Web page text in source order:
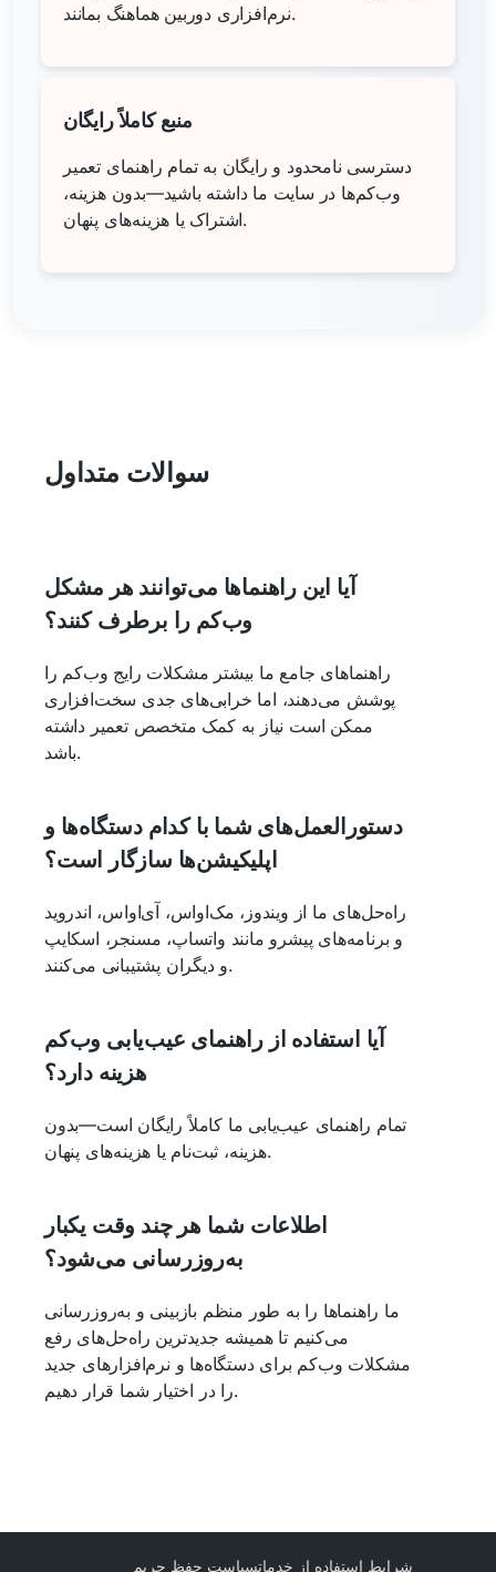
نرم‌افزاری دوربین هماهنگ بمانند.
منبع کاملاً رایگان
دسترسی نامحدود و رایگان به تمام راهنمای تعمیر
وب‌کم‌ها در سایت ما داشته باشید—بدون هزینه،
اشتراک یا هزینه‌های پنهان.
سوالات متداول
آیا این راهنماها می‌توانند هر مشکل
وب‌کم را برطرف کنند؟
راهنماهای جامع ما بیشتر مشکلات رایج وب‌کم را
پوشش می‌دهند، اما خرابی‌های جدی سخت‌افزاری
ممکن است نیاز به کمک متخصص تعمیر داشته
باشد.
دستورالعمل‌های شما با کدام دستگاه‌ها و
اپلیکیشن‌ها سازگار است؟
راه‌حل‌های ما از ویندوز، مک‌او‌اس، آی‌او‌اس، اندروید
و برنامه‌های پیشرو مانند واتساپ، مسنجر، اسکایپ
و دیگران پشتیبانی می‌کنند.
آیا استفاده از راهنمای عیب‌یابی وب‌کم
هزینه دارد؟
تمام راهنمای عیب‌یابی ما کاملاً رایگان است—بدون
هزینه، ثبت‌نام یا هزینه‌های پنهان.
اطلاعات شما هر چند وقت یکبار
به‌روزرسانی می‌شود؟
ما راهنماها را به طور منظم بازبینی و به‌روزرسانی
می‌کنیم تا همیشه جدیدترین راه‌حل‌های رفع
مشکلات وب‌کم برای دستگاه‌ها و نرم‌افزارهای جدید
را در اختیار شما قرار دهیم.
شرایط استفاده از خدماتسیاست حفظ حریم